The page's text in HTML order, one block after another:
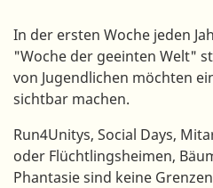
In der ersten Woche jeden
"Woche der geeinten Welt"
von Jugendlichen möchten
sichtbar machen.
Run4Unitys, Social Days,
oder Flüchtlingsheimen,
Phantasie sind keine